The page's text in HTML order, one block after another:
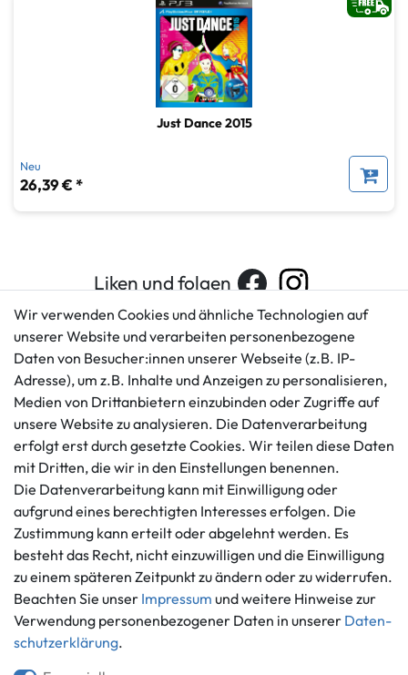
Just Dance 2015
Neu
26,39 € *
Liken und folgen
Kundenservice
+49 421 596586
Mo. - Fr. 9 - 16 Uhr
info@gameworld.de
Kontaktformular
Rechtliches
AGB
Impressum
Datenschutzerklärung
Widerrufs­recht
Vertrag widerrufen
Informationen
Über uns
Häufig gestellte Fragen
Zahlung und Versand
Zahlungsmöglichkeiten
Wir verwenden Cookies und ähnliche Technologien auf
unserer Website und verarbeiten personenbezogene
Daten von Besucher:innen unserer Webseite (z.B. IP-
Adresse), um z.B. Inhalte und Anzeigen zu personalisieren,
Medien von Drittanbietern einzubinden oder Zugriffe auf
unsere Website zu analysieren. Die Datenverarbeitung
erfolgt erst durch gesetzte Cookies. Wir teilen diese Daten
mit Dritten, die wir in den Einstellungen benennen.
Die Datenverarbeitung kann mit Einwilligung oder
aufgrund eines berechtigten Interesses erfolgen. Die
Zustimmung kann erteilt oder abgelehnt werden. Es
besteht das Recht, nicht einzuwilligen und die Einwilligung
zu einem späteren Zeitpunkt zu ändern oder zu widerrufen.
Beachten Sie unser Impressum und weitere Hinweise zur
Verwendung personenbezogener Daten in unserer Daten­
schutz­erklärung.